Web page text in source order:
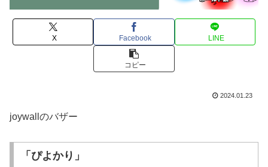
X Facebook LINE
コピー
2024.01.23
joywallのバザー
「ぴよかり」